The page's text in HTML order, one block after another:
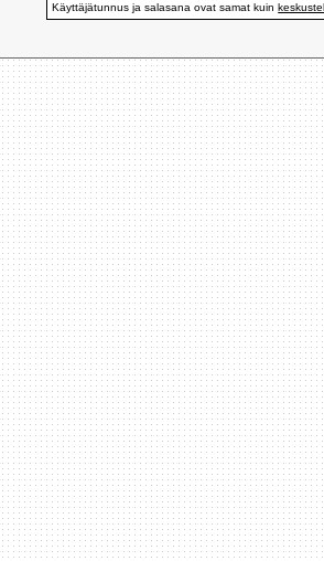
Käyttäjätunnus ja salasana ovat samat kuin